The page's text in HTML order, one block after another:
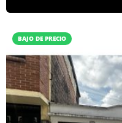
BAJO DE PRECIO